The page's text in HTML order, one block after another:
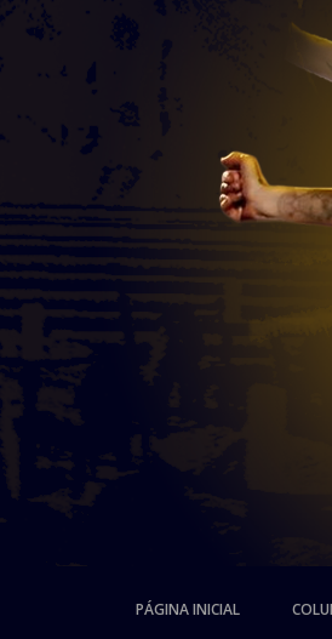
PÁGINA INICIAL